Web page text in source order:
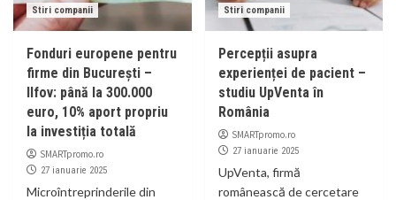
Stiri companii
Fonduri europene pentru
firme din București –
Ilfov: până la 300.000
euro, 10% aport propriu
la investiția totală
SMARTpromo.ro
27 ianuarie 2025
Microîntreprinderile din
Stiri companii
Percepții asupra
experienței de pacient –
studiu UpVenta în
România
SMARTpromo.ro
27 ianuarie 2025
UpVenta, firmă
românească de cercetare